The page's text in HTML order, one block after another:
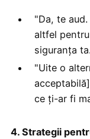
"Da, te
altfel
siguranța
"Uite o
ce ți-ar fi
4. Strategii